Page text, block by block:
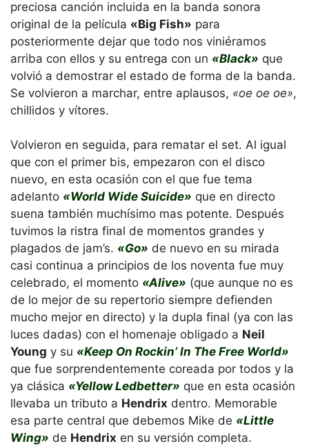
preciosa canción incluida en la banda sonora
original de la película «Big Fish» para
posteriormente dejar que todo nos viniéramos
arriba con ellos y su entrega con un «Black» que
volvió a demostrar el estado de forma de la banda.
Se volvieron a marchar, entre aplausos, «oe oe oe»,
chillidos y vítores.
Volvieron en seguida, para rematar el set. Al igual
que con el primer bis, empezaron con el disco
nuevo, en esta ocasión con el que fue tema
adelanto «World Wide Suicide» que en directo
suena también muchísimo mas potente. Después
tuvimos la ristra final de momentos grandes y
plagados de jam’s. «Go» de nuevo en su mirada
casi continua a principios de los noventa fue muy
celebrado, el momento «Alive» (que aunque no es
de lo mejor de su repertorio siempre defienden
mucho mejor en directo) y la dupla final (ya con las
luces dadas) con el homenaje obligado a Neil
Young y su «Keep On Rockin’ In The Free World»
que fue sorprendentemente coreada por todos y la
ya clásica «Yellow Ledbetter» que en esta ocasión
llevaba un tributo a Hendrix dentro. Memorable
esa parte central que debemos Mike de «Little
Wing» de Hendrix en su versión completa.